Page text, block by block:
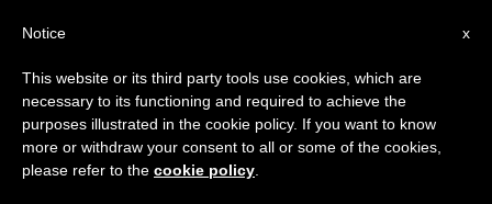
×
Aviso importante
Del 27 de julio al 7 de agosto haremos la pausa
anual, aprovechando que en el periodo de verano
se generan menos informaciones y también el
x
Notice
This website or its third party tools use cookies, which are
necessary to its functioning and required to achieve the
purposes illustrated in the cookie policy. If you want to know
more or withdraw your consent to all or some of the cookies,
please refer to the cookie policy